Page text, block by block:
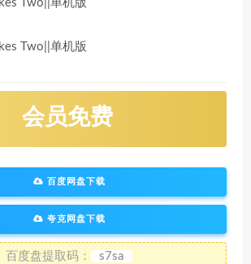
会员免费
百度网盘下载
夸克网盘下载
百度盘提取码： s7sa